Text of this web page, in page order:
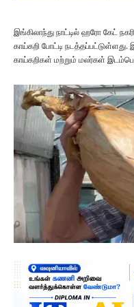
இங்கிலாந்து நாட்டில் ஹரோ கேட்
காய்கறி போட்டி நடத்தப்பட்டுள்ளது.
காய்கறிகள் மற்றும் மலர்கள்